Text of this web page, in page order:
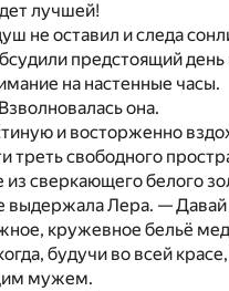
лучшей!
не оставил и следа
предстоящий день
на настенные часы.
она.
и восторженно
треть свободного
сверкающего белого
Лера. — Давай
кружевное бельё
будучи во всей
мужем.